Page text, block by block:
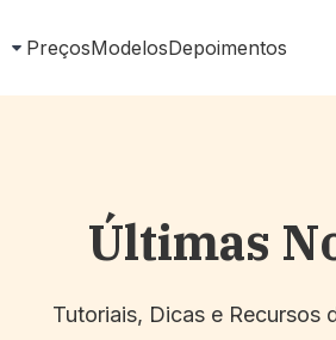
PreçosModelosDepoimentos
Últimas
Tutoriais, Dicas e Recursos